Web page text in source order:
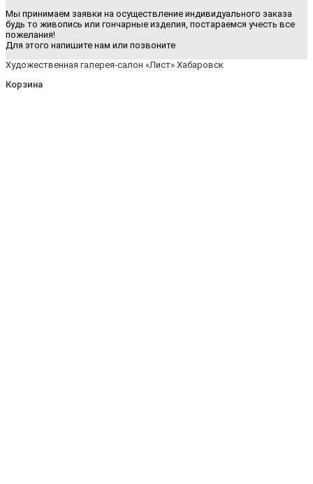
Мы принимаем заявки на осуществление индивидуального заказа
будь то живопись или гончарные изделия, постараемся учесть все
пожелания!
Для этого напишите нам или позвоните
Художественная галерея-салон «Лист» Хабаровск
Корзина